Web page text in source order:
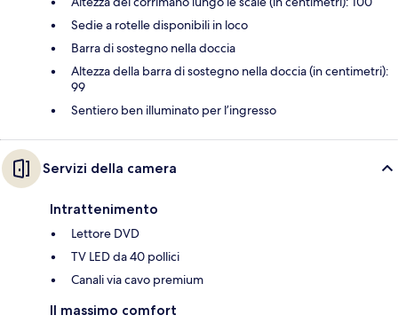
Sedie a rotelle disponibili in loco
Barra di sostegno nella doccia
Altezza della barra di sostegno nella doccia (in centimetri):
99
Sentiero ben illuminato per l’ingresso
Servizi della camera
Intrattenimento
Lettore DVD
TV LED da 40 pollici
Canali via cavo premium
Il massimo comfort